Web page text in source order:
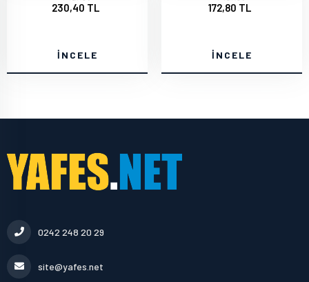
230,40 TL
İNCELE
172,80 TL
İNCELE
0242 248 20 29
site@yafes.net